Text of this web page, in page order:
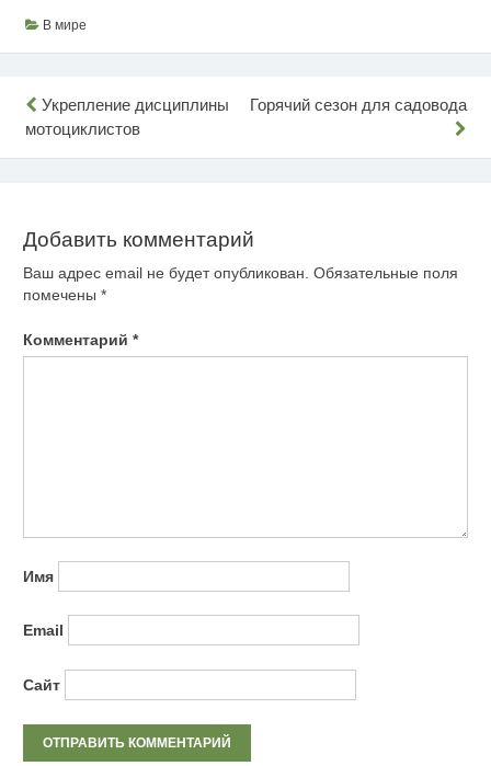
В мире
Навигация
по
Укрепление дисциплины
мотоциклистов
Горячий сезон для садовода
Добавить комментарий
Ваш адрес email не будет опубликован. Обязательные поля
помечены *
Комментарий *
Имя
Email
Сайт